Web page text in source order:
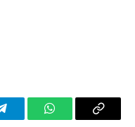
TelegramWhatsAppCopy